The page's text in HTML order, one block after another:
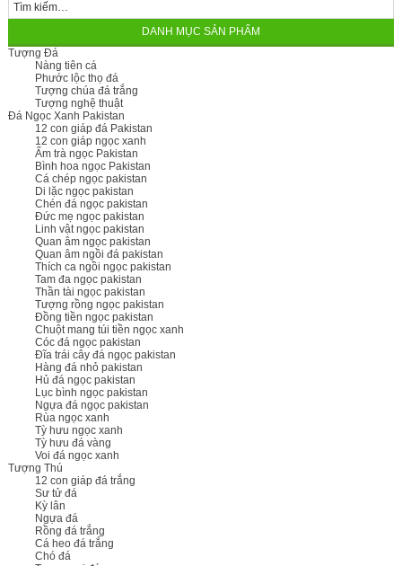
DANH MỤC SẢN PHẨM
Tượng Đá
Nàng tiên cá
Phước lộc thọ đá
Tượng chúa đá trắng
Tượng nghệ thuật
Đá Ngọc Xanh Pakistan
12 con giáp đá Pakistan
12 con giáp ngọc xanh
Ấm trà ngọc Pakistan
Bình hoa ngọc Pakistan
Cá chép ngọc pakistan
Di lặc ngọc pakistan
Chén đá ngọc pakistan
Đức mẹ ngọc pakistan
Linh vật ngọc pakistan
Quan âm ngọc pakistan
Quan âm ngồi đá pakistan
Thích ca ngồi ngọc pakistan
Tam đa ngọc pakistan
Thần tài ngọc pakistan
Tượng rồng ngọc pakistan
Đồng tiền ngọc pakistan
Chuột mang túi tiền ngọc xanh
Cóc đá ngọc pakistan
Đĩa trái cây đá ngọc pakistan
Hàng đá nhỏ pakistan
Hủ đá ngọc pakistan
Lục bình ngọc pakistan
Ngựa đá ngọc pakistan
Rùa ngọc xanh
Tỳ hưu ngọc xanh
Tỳ hưu đá vàng
Voi đá ngọc xanh
Tượng Thú
12 con giáp đá trắng
Sư tử đá
Kỳ lân
Ngựa đá
Rồng đá trắng
Cá heo đá trắng
Chó đá